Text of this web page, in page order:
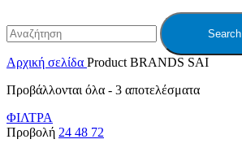
Search
Αρχική σελίδα Product BRANDS SAI
Προβάλλονται όλα - 3 αποτελέσματα
ΦΙΛΤΡΑ
Προβολή 24 48 72